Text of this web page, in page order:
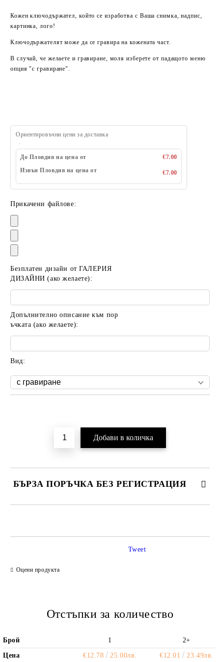
Кожен ключодържател, който се изработва с Ваша снимка, надпис,
картинка, лого!
Ключодържателят може да се гравира на кожената част.
В случай, че желаете и гравиране, моля изберете от падащото меню
опция "с гравиране".
Ориентировъчни цени за доставка
До Пловдив на цена от
€7.00
Извън Пловдив на цена от
€7.00
Прикачени файлове:
Безплатен дизайн от ГАЛЕРИЯ
ДИЗАЙНИ (ако желаете):
Допълнително описание към пор
ъчката (ако желаете):
Вид:
БЪРЗА ПОРЪЧКА БЕЗ РЕГИСТРАЦИЯ
Оцени продукта
Tweet
Отстъпки за количество
Брой 1 2+
Цена €12.78 25.00лв. €12.01 23.49лв.